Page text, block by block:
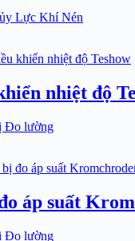
Lực Khí Nén
nhiệt độ
Đo lường
áp suất
Đo lường